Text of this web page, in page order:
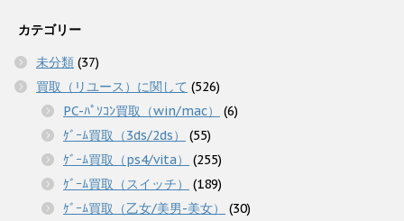
カテゴリー
未分類 (37)
買取（リユース）に関して (526)
PC-ﾊﾟｿｺﾝ買取（win/mac）
(6)
ｹﾞｰﾑ買取（3ds/2ds）
(55)
ｹﾞｰﾑ買取（ps4/vita）
(255)
ｹﾞｰﾑ買取（スイッチ）
(189)
ｹﾞｰﾑ買取（乙女/美男-美女）
(30)